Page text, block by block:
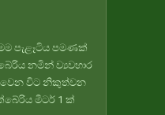
පැළෑටිය පමණක්
නමින් ව්‍යවහාර
විට නිකුත්වන
මීටර් 1 ක්